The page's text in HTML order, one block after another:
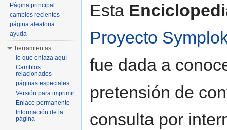
Esta
Proyecto
fue dada a
pretensión de
consulta por
Página principal
cambios recientes
página aleatoria
ayuda
herramientas
lo que enlaza aquí
Cambios
relacionados
páginas especiales
Versión para imprimir
Enlace permanente
Información de la
página